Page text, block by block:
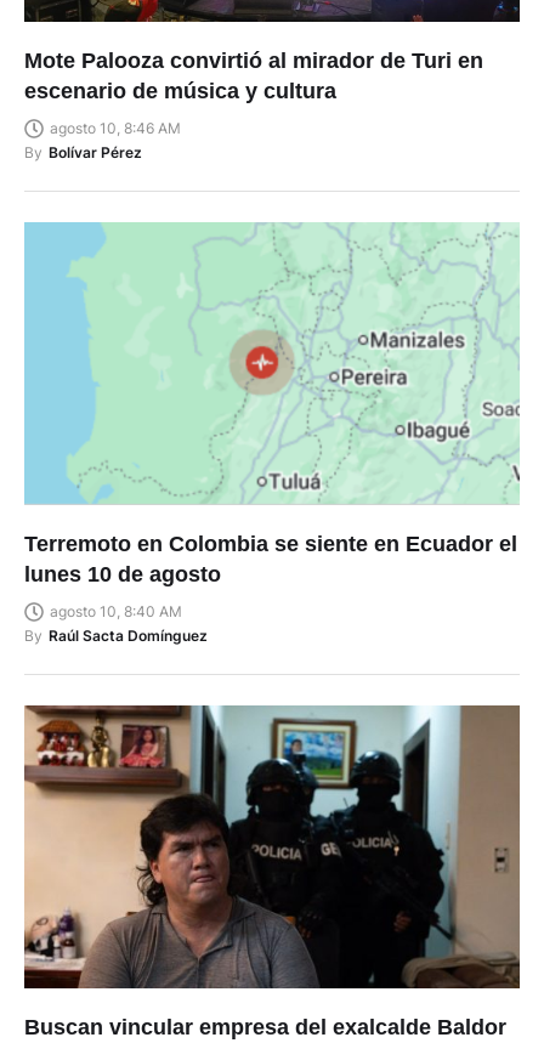
Mote Palooza convirtió al mirador de Turi en
escenario de música y cultura
agosto 10, 8:46 AM
By Bolívar Pérez
Terremoto en Colombia se siente en Ecuador el
lunes 10 de agosto
agosto 10, 8:40 AM
By Raúl Sacta Domínguez
Buscan vincular empresa del exalcalde Baldor